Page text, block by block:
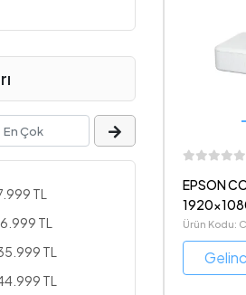
TL
TL
TL
TL
EPSON
ANDROID
Ürün Kodu: